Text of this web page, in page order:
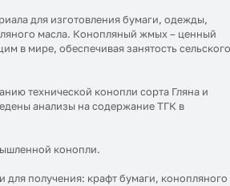
для изготовления бумаги, одежды,
масла. Конопляный жмых – ценный
в мире, обеспечивая занятость
технической конопли сорта Гляна и
анализы на содержание ТГК в
конопли.
для получения: крафт бумаги, конопляного